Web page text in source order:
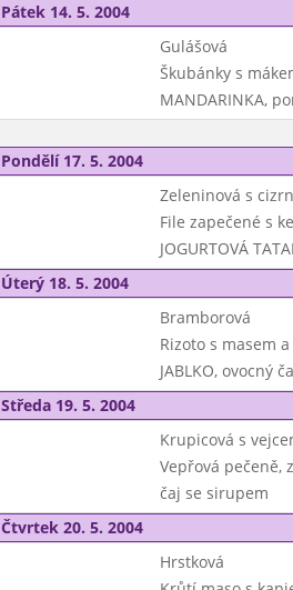
Pátek 14. 5. 2004
Gulášová
Škubánky s
MANDARINKA,
Pondělí 17. 5. 2004
Zeleninová s
File zapečené s
JOGURTOVÁ
Úterý 18. 5. 2004
Bramborová
Rizoto s masem
JABLKO, ovocný
Středa 19. 5. 2004
Krupicová s
Vepřová pečeně,
čaj se sirupem
Čtvrtek 20. 5. 2004
Hrstková